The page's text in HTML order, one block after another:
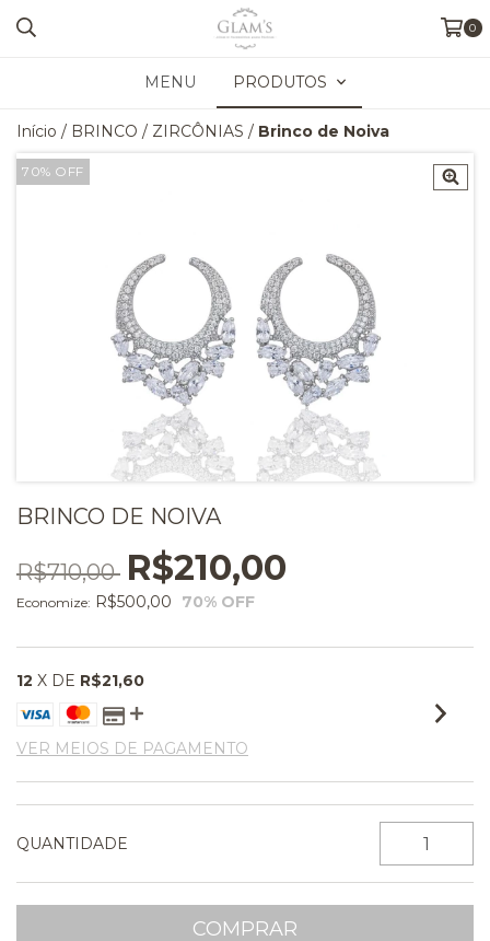
0
MENU PRODUTOS
Início / BRINCO / ZIRCÔNIAS / Brinco de Noiva
70% OFF
BRINCO DE NOIVA
R$710,00 R$210,00
Economize: R$500,00 70% OFF
12 X DE R$21,60
VER MEIOS DE PAGAMENTO
QUANTIDADE